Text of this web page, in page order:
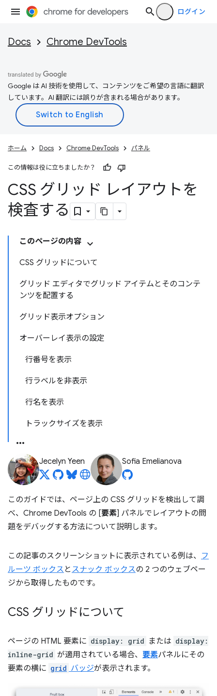
ログイン
Docs Chrome DevTools
Google は AI 技術を使用して、コンテンツをご希望の言語に翻訳
しています。AI 翻訳には誤りが含まれる場合があります。
ホーム Docs Chrome DevTools パネル
この情報は役に立ちましたか？
CSS グリッド レイアウトを
検査する
このページの内容
CSS グリッドについて
グリッド エディタでグリッド アイテムとそのコンテ
ンツを配置する
グリッド表示オプション
オーバーレイ表示の設定
行番号を表示
行ラベルを非表示
行名を表示
トラックサイズを表示
Jecelyn Yeen Sofia Emelianova
このガイドでは、ページ上の CSS グリッドを検出して調
べ、Chrome DevTools の [要素] パネルでレイアウトの問
題をデバッグする方法について説明します。
この記事のスクリーンショットに表示されている例は、 フ
ルーツ ボックス と スナック ボックスの 2 つのウェブペー
ジから取得したものです。
CSS グリッドについて
ページの HTML 要素に display: grid または display:
inline-grid が適用されている場合、 要素パネルにその
要素の横に grid バッジが表示されます。